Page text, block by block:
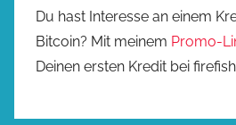
Du hast Interesse an einem
Bitcoin? Mit meinem Promo-
Deinen ersten Kredit bei